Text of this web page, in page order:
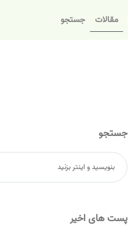
مقالات جستجو
جستجو
پست های اخیر